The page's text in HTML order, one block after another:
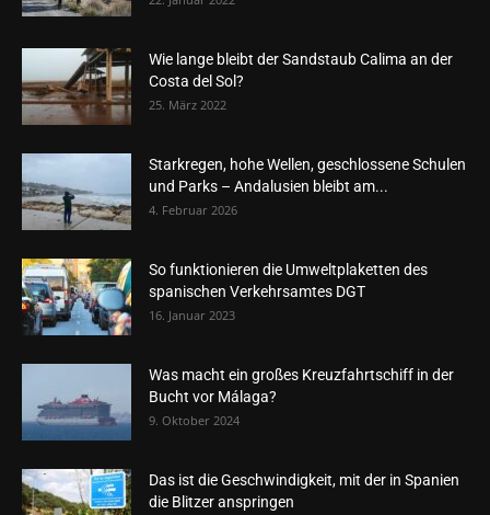
Wie lange bleibt der Sandstaub Calima an der
Costa del Sol?
25. März 2022
Starkregen, hohe Wellen, geschlossene Schulen
und Parks – Andalusien bleibt am...
4. Februar 2026
So funktionieren die Umweltplaketten des
spanischen Verkehrsamtes DGT
16. Januar 2023
Was macht ein großes Kreuzfahrtschiff in der
Bucht vor Málaga?
9. Oktober 2024
Das ist die Geschwindigkeit, mit der in Spanien
die Blitzer anspringen